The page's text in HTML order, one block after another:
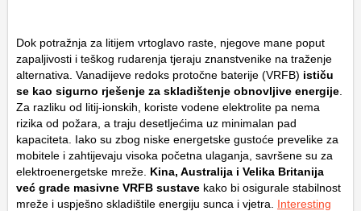
Dok potražnja za litijem vrtoglavo raste, njegove mane poput
zapaljivosti i teškog rudarenja tjeraju znanstvenike na traženje
alternativa. Vanadijeve redoks protočne baterije (VRFB) ističu
se kao sigurno rješenje za skladištenje obnovljive energije
Za razliku od litij-ionskih, koriste vodene elektrolite pa nema
rizika od požara, a traju desetljećima uz minimalan pad
kapaciteta. Iako su zbog niske energetske gustoće prevelike za
mobitele i zahtijevaju visoka početna ulaganja, savršene su za
elektroenergetske mreže. Kina, Australija i Velika Britanija
već grade masivne VRFB sustave kako bi osigurale stabilnost
mreže i uspješno skladištile energiju sunca i vjetra. Interesting